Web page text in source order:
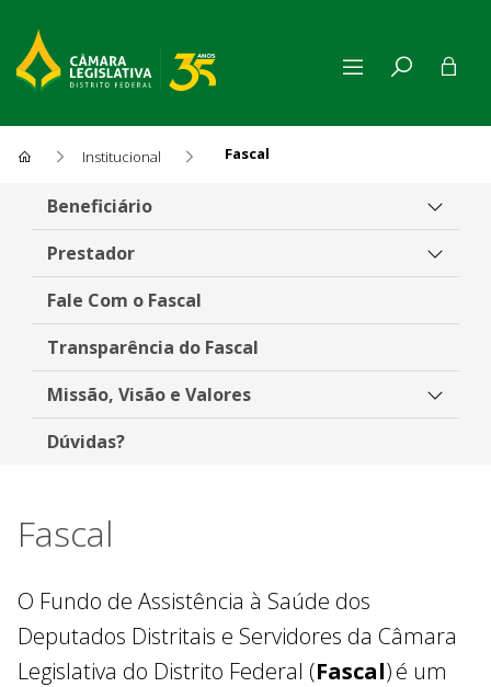
Institucional Fascal
FascalBeneficiário
Prestador
Fale Com o Fascal
Transparência do Fascal
Missão, Visão e Valores
Dúvidas?
Fascal
O Fundo de Assistência à Saúde dos
Deputados Distritais e Servidores da Câmara
Legislativa do Distrito Federal (Fascal)é um